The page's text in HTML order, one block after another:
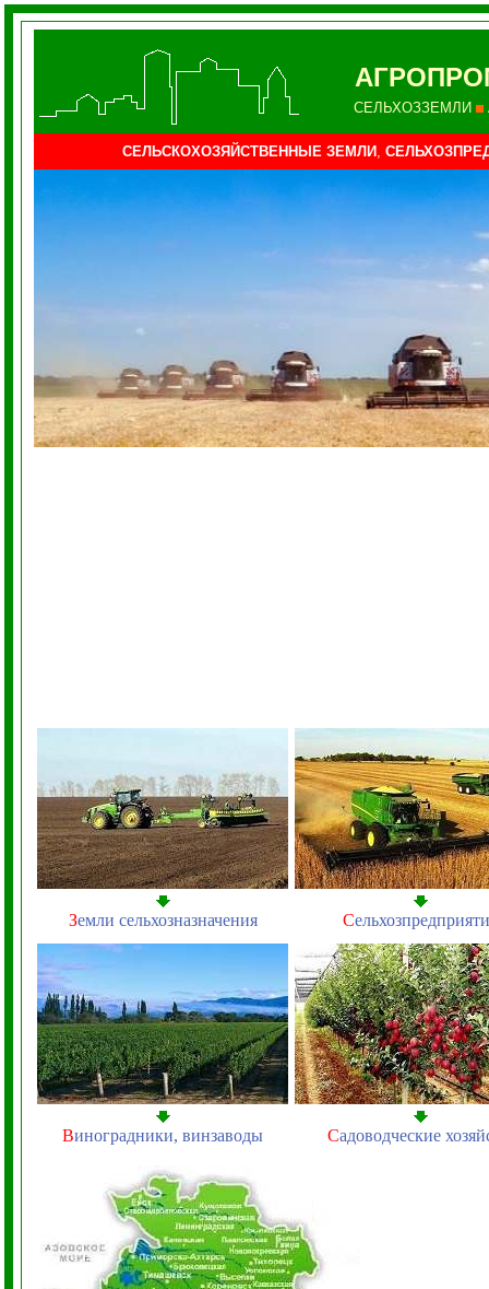
СЕЛЬХОЗЗЕМЛИ
СЕЛЬСКОХОЗЯЙСТВЕННЫЕ ЗЕМЛИ ,
Земли сельхозназначения С
Виноградники, винзаводы Садоводческие